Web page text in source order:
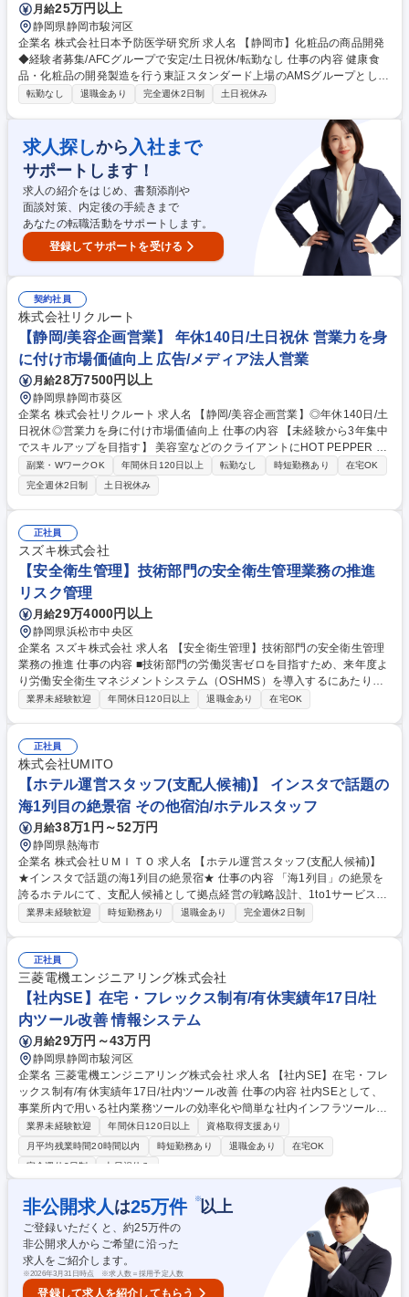
月給25万円以上
静岡県静岡市駿河区
企業名 株式会社日本予防医学研究所 求人名 【静岡市】化粧品の商品開発
◆経験者募集/AFCグループで安定/土日祝休/転勤なし 仕事の内容 健康食
品・化粧品の開発製造を行う東証スタンダード上場のAMSグループとし
て、スキンケア・ヘアケアなど化粧品のOEM製品の商品開発をお任せしま
品（OEM・ODM）の処方設計 ■原料および剤型の選定、処方設計、評
価、改善提案 ■営業担当との打ち合わせや顧客訪問への技術的なご提案・
プレゼンテーション ■量産スケールアップの検討と工場との技術調整 ■医
薬部外品の申請書類作成（処方、安定性、安全性） ■成分表示作成・薬機
法チェック 募集職種 【静岡市】化粧品の商品開発◆経験者募集/AFCグル
ープで安定/土日祝休/転勤なし
転勤なし 退職金あり 完全週休2日制 土日祝休み
求人探しから 入社まで
サポートします！
求人の紹介をはじめ、書類添削や
面談対策、内定後の手続きまで
あなたの転職活動をサポートします。
登録してサポートを受ける
契約社員
株式会社リクルート
【静岡/美容企画営業】 年休140日/土日祝休 営業力を身
に付け市場価値向上 広告/メディア法人営業
月給28万7500円以上
静岡県静岡市葵区
企業名 株式会社リクルート 求人名 【静岡/美容企画営業】◎年休140日/土
日祝休◎営業力を身に付け市場価値向上 仕事の内容 【未経験から3年集中
でスキルアップを目指す】 美容室などのクライアントにHOT PEPPER Be
autyを用いた集客UPや経営管理ツールや決済ツールを用いた業務効率化
の提案を実施いただきます。 【リクルートが提供する機会】汎用性が高い
ビジネススキルの習得/新規・既存どんな顧客とも対応できる高い営業スキ
ルの習得/地域活性化に繋がる提案を行う経験/お客さんに本当に役に立て
る提案をする経験 【育成環境】全国約2,000人の営業がおり、座学・OJT
の体制は整っています。毎年多くの方が3年間の成長を求めご入社されて
います。入社年次が近い先輩・同期もできやすく、相互に助け合いながら
成長しています。 募集職種 【静岡/美容企画営業】◎年休140日/土日祝休
◎営業力を身に付け市場価値向上
副業・WワークOK 年間休日120日以上 転勤なし 時短勤務あり
在宅OK
完全週休2日制
土日祝休み
正社員
スズキ株式会社
【安全衛生管理】技術部門の安全衛生管理業務の推進
リスク管理
月給29万4000円以上
静岡県浜松市中央区
企業名 スズキ株式会社 求人名 【安全衛生管理】技術部門の安全衛生管理
業務の推進 仕事の内容 ■技術部門の労働災害ゼロを目指すため、来年度よ
り労働安全衛生マネジメントシステム（OSHMS）を導入するにあたり、
労働災害発生時の対応(原因調査と対策確認)及び横展開等に関わる業務に
きる体制を整えていきます。 ■安全衛生年間活動計画の策定、安全衛生委
員会の運営、安全パトロールの実施及び受け入れ対応 ■労働災害発生時の
対応(原因調査と対策確認)及び横展開 業務内容の変更範囲⇒会社の定める
業務 ※部署変更の可能性あり 募集職種 【安全衛生管理】技術部門の安全
衛生管理業務の推進
業界未経験歓迎 年間休日120日以上 退職金あり 在宅OK
正社員
株式会社UMITO
【ホテル運営スタッフ(支配人候補)】 インスタで話題の
海1列目の絶景宿 その他宿泊/ホテルスタッフ
月給38万1円～52万円
静岡県熱海市
企業名 株式会社ＵＭＩＴＯ 求人名 【ホテル運営スタッフ(支配人候補)】
★インスタで話題の海1列目の絶景宿★ 仕事の内容 「海1列目」の絶景を
誇るホテルにて、支配人候補として拠点経営の戦略設計、1to1サービスの
構造化、メンバーの目標設定・評価、ステークホルダー連携などの運営管
営の全権を担います。 ■将来的には新規拠点の立ち上げ責任者や複数施設
を統括するエリアマネージャー、運営本部へのキャリアパスも用意。 ■大
規模ホテルにはない圧倒的な裁量権を持ち、理想のホテルづくりを自らリ
ードできる環境です。経営層と直に連携し、リソース配分の調整から実行
まで主導します。 募集職種 【ホテル運営スタッフ(支配人候補)】★インス
タで話題の海1列目の絶景宿★
業界未経験歓迎 時短勤務あり 退職金あり 完全週休2日制
正社員
三菱電機エンジニアリング株式会社
【社内SE】在宅・フレックス制有/有休実績年17日/社
内ツール改善 情報システム
月給29万円～43万円
静岡県静岡市駿河区
企業名 三菱電機エンジニアリング株式会社 求人名 【社内SE】在宅・フレ
ックス制有/有休実績年17日/社内ツール改善 仕事の内容 社内SEとして、
事業所内で用いる社内業務ツールの効率化や簡単な社内インフラツールの
開発を担当。新規効率化を目指します。要件定義から運用まで裁量を持ち
ながら、一気通貫で全体を管理することが可能です。 ■社内システムの効
率化のためのシステム開発・アプリ開発 ■ソフトウェアのプログラミング
た社内DXの推進 ※要件定義・詳細設計・保守運用。開発力の向上のため
に内製化を進めています。 【使用ツール】Visual Studioなど 【言語/フレ
ームワーク】VB.net/C＃/ASP.net/HTML/CSS/JavaScript等 募集職種 【社
内SE】在宅・フレックス制有/有休実績年17日/社内ツール改善
業界未経験歓迎 年間休日120日以上
資格取得支援あり
月平均残業時間20時間以内
時短勤務あり 退職金あり
在宅OK
完全週休2日制
土日祝休み
非公開求人 は25万件 ※以上
ご登録いただくと、約25万件の
非公開求人からご希望に沿った
求人をご紹介します。
※2026年3月31日時点 ※求人数＝採用予定人数
登録して求人を紹介してもらう